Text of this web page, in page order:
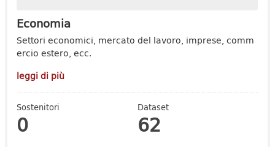
Economia
Settori economici, mercato del lavoro, imprese, comm
ercio estero, ecc.
leggi di più
Sostenitori
0
Dataset
62